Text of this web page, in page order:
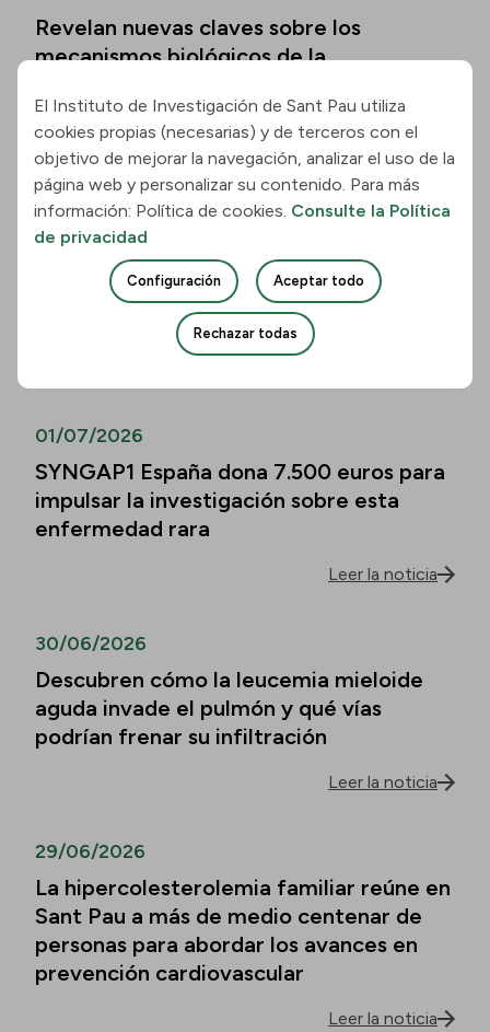
Revelan nuevas claves sobre los
mecanismos biológicos de la
Leer la noticia
01/07/2026
Los biomarcadores de la enfermedad de
Alzheimer permiten predecir el
deterioro cognitivo también en mayores
01/07/2026
SYNGAP1 España dona 7.500 euros para
impulsar la investigación sobre esta
enfermedad rara
Leer la noticia
30/06/2026
Descubren cómo la leucemia mieloide
aguda invade el pulmón y qué vías
podrían frenar su infiltración
Leer la noticia
29/06/2026
La hipercolesterolemia familiar reúne en
Sant Pau a más de medio centenar de
personas para abordar los avances en
prevención cardiovascular
Leer la noticia
El Instituto de Investigación de Sant Pau utiliza
cookies propias (necesarias) y de terceros con el
objetivo de mejorar la navegación, analizar el uso de la
página web y personalizar su contenido. Para más
información: Política de cookies. Consulte la Política
de privacidad
Configuración Aceptar todo
Rechazar todas